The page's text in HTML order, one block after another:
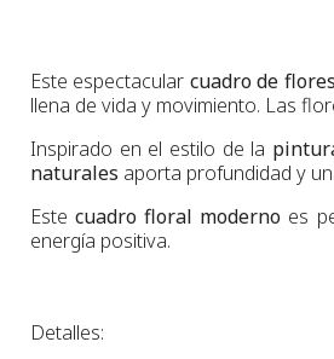
Este espectacular cuadro de
llena de vida y movimiento. Las
Inspirado en el estilo de la
naturales aporta profundidad y
Estecuadro floral moderno es
energía positiva.
Detalles: